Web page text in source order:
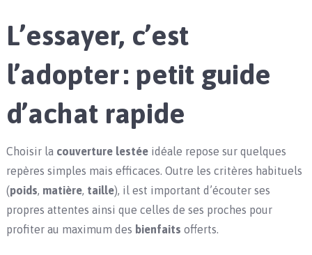
L’essayer, c’est
l’adopter : petit guide
d’achat rapide
Choisir la couverture lestéeidéale repose sur quelques
repères simples mais efficaces. Outre les critères habituels
(poids, matière, taille), il est important d’écouter ses
propres attentes ainsi que celles de ses proches pour
profiter au maximum des bienfaits offerts.